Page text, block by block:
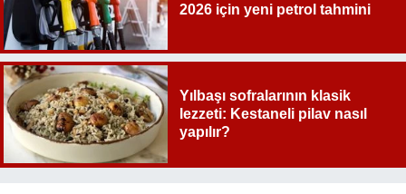
2026 için yeni petrol tahmini
Yılbaşı sofralarının klasik
lezzeti: Kestaneli pilav nasıl
yapılır?